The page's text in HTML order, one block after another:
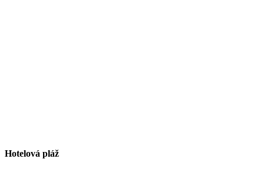
Hotelová pláž